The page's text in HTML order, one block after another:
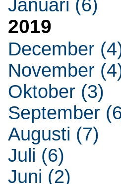
Januari (6)
2019
December
November
Oktober (3)
September
Augusti (7)
Juli (6)
Juni (2)